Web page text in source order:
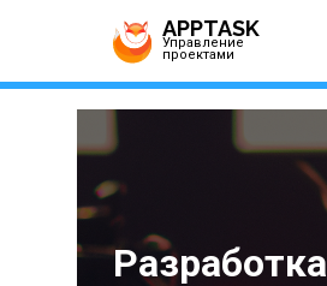
APPTASK
Управление
проектами
Разработка